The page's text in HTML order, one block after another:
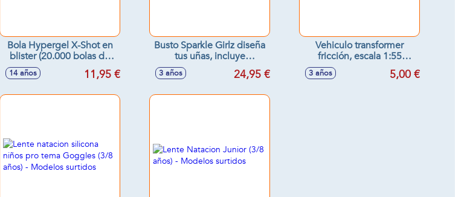
Bola Hypergel X-Shot en
blister (20.000 bolas de
gel) 12cm
14 años 11,95 €
Busto Sparkle Girlz diseña
tus uñas, incluye
accesorios, 25cm
3 años 24,95 €
Vehiculo transformer
fricción, escala 1:55
11'8x7x5'8cm
3 años 5,00 €